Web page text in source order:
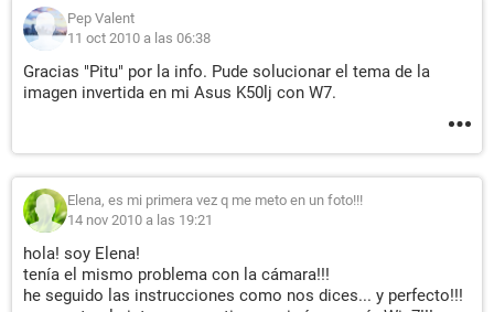
Pep Valent
11 oct 2010 a las 06:38
Gracias "Pitu" por la info. Pude solucionar el tema de la
imagen invertida en mi Asus K50lj con W7.
Elena, es mi primera vez q me meto en un foto!!!
14 nov 2010 a las 19:21
hola! soy Elena!
tenía el mismo problema con la cámara!!!
he seguido las instrucciones como nos dices... y perfecto!!!